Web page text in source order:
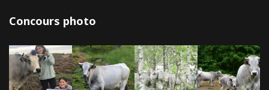
Concours photo